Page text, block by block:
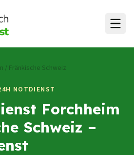
/ Fränkische Schweiz
NOTDIENST
Forchheim
Schweiz –